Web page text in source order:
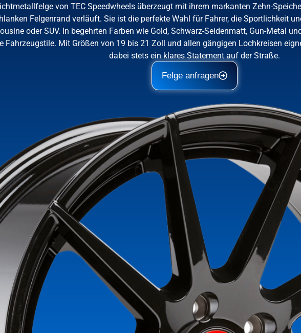
von TEC Speedwheels überzeugt mit ihrem markanten Zehn-
Felgenrand verläuft. Sie ist die perfekte Wahl für Fahrer, die Sportlichkeit
oder SUV. In begehrten Farben wie Gold, Schwarz-Seidenmatt, Gun-Metal
Fahrzeugstile. Mit Größen von 19 bis 21 Zoll und allen gängigen Lochkreisen
dabei stets ein klares Statement auf der Straße.
Felge anfragen